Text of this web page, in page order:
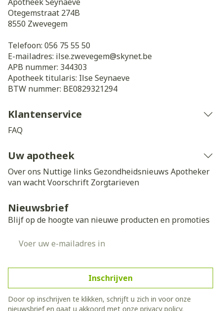
Otegemstraat 274B
8550 Zwevegem
Telefoon: 056 75 55 50
E-mailadres: ilse.zwevegem@skynet.be
APB nummer: 344303
Apotheek titularis: Ilse Seynaeve
BTW nummer: BE0829321294
Klantenservice
FAQ
Uw apotheek
Over ons Nuttige links Gezondheidsnieuws Apotheker
van wachtVoorschrift Zorgtarieven
Nieuwsbrief
Blijf op de hoogte van nieuwe producten en promoties
Inschrijven
Door op inschrijven te klikken, schrijft u zich in voor onze
nieuwsbrief en gaat u akkoord met onze privacy policy.